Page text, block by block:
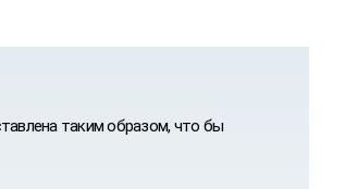
таким образом, что бы